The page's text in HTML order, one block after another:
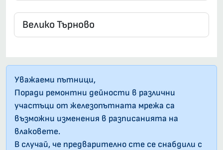
Уважаеми пътници,
Поради ремонтни дейности в различни
участъци от железопътната мрежа са
възможни изменения в разписанията на
влаковете.
В случай, че предварително сте се снабдили с